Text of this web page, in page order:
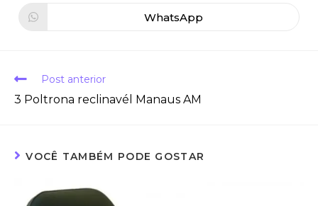
WhatsApp
Post anterior
3 Poltrona reclinavél Manaus AM
VOCÊ TAMBÉM PODE GOSTAR